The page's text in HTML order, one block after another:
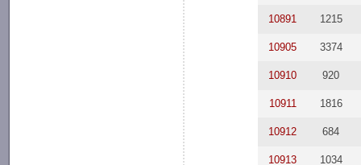
10891 1215
10905 3374
10910 920
10911 1816
10912 684
10913 1034